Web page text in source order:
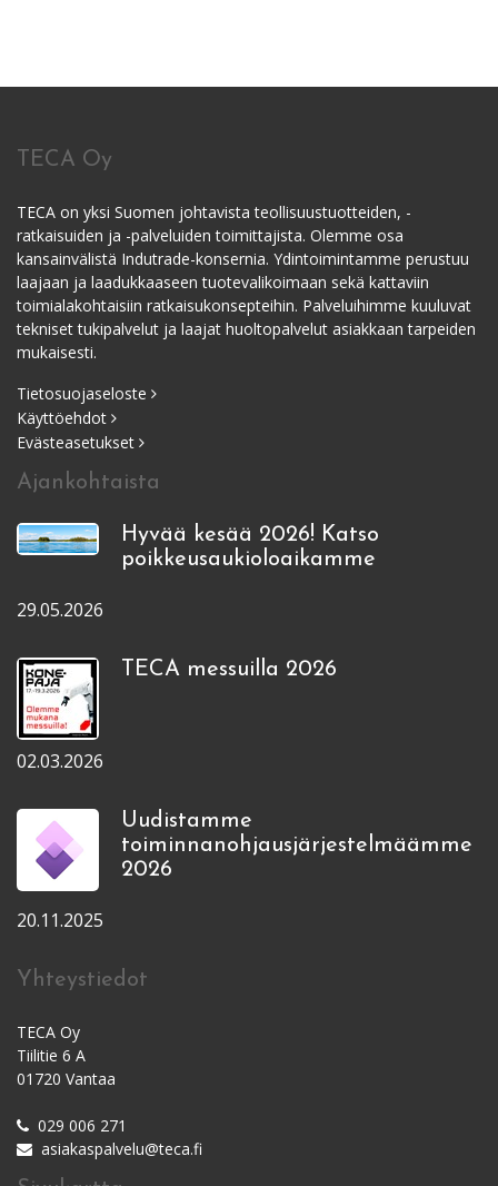
TECA Oy
TECA on yksi Suomen johtavista teollisuustuotteiden, -
ratkaisuiden ja -palveluiden toimittajista. Olemme osa
kansainvälistä Indutrade-konsernia. Ydintoimintamme perustuu
laajaan ja laadukkaaseen tuotevalikoimaan sekä kattaviin
toimialakohtaisiin ratkaisukonsepteihin. Palveluihimme kuuluvat
tekniset tukipalvelut ja laajat huoltopalvelut asiakkaan tarpeiden
mukaisesti.
Tietosuojaseloste
Käyttöehdot
Evästeasetukset
Ajankohtaista
Hyvää kesää 2026! Katso
poikkeusaukioloaikamme
29.05.2026
TECA messuilla 2026
02.03.2026
Uudistamme
toiminnanohjausjärjestelmäämme
2026
20.11.2025
Yhteystiedot
TECA Oy
Tiilitie 6 A
01720 Vantaa
029 006 271
asiakaspalvelu@teca.fi